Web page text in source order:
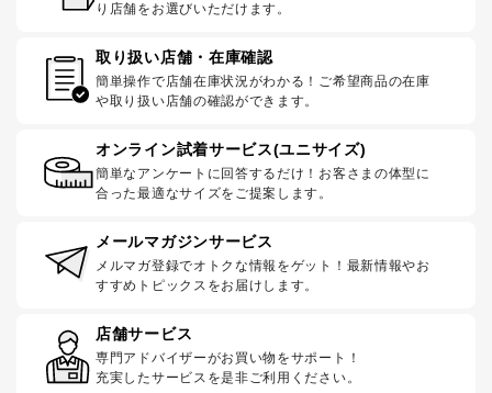
り店舗をお選びいただけます。
取り扱い店舗・在庫確認
簡単操作で店舗在庫状況がわかる！ご希望商品の在庫
や取り扱い店舗の確認ができます。
オンライン試着サービス(ユニサイズ)
簡単なアンケートに回答するだけ！お客さまの体型に
合った最適なサイズをご提案します。
メールマガジンサービス
メルマガ登録でオトクな情報をゲット！最新情報やお
すすめトピックスをお届けします。
店舗サービス
専門アドバイザーがお買い物をサポート！
充実したサービスを是非ご利用ください。